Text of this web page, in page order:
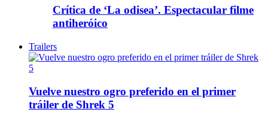
Crítica de ‘La odisea’. Espectacular filme
antiheróico
Trailers
Vuelve nuestro ogro preferido en el primer
tráiler de Shrek 5